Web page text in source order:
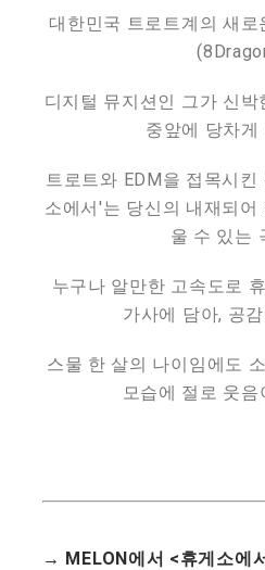
대한민국 트로트계의 새
디지털 뮤지션인 그가 신
중앞에 당차게
트로트와 EDM을 접목시
소에서'는 당신의 내재되어
울 수 있는
누구나 알만한 고속도로
가사에 담아, 공
스물 한 살의 나이임에도
모습에 절로 웃음
→ MELON에서 <휴게소에